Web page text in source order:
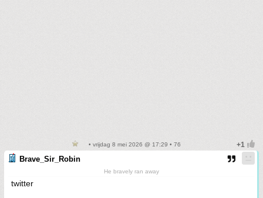
• vrijdag 8 mei 2026 @ 17:29 • 76
Brave_Sir_Robin
He bravely ran away
twitter